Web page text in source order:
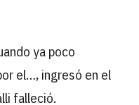
ya poco
el…, ingresó en el
falleció.